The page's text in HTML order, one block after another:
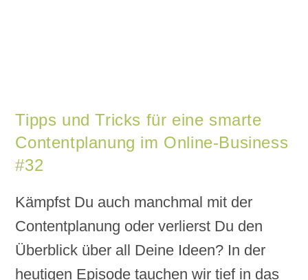
Tipps und Tricks für eine smarte
Contentplanung im Online-Business
#32
Kämpfst Du auch manchmal mit der
Contentplanung oder verlierst Du den
Überblick über all Deine Ideen? In der
heutigen Episode tauchen wir tief in das